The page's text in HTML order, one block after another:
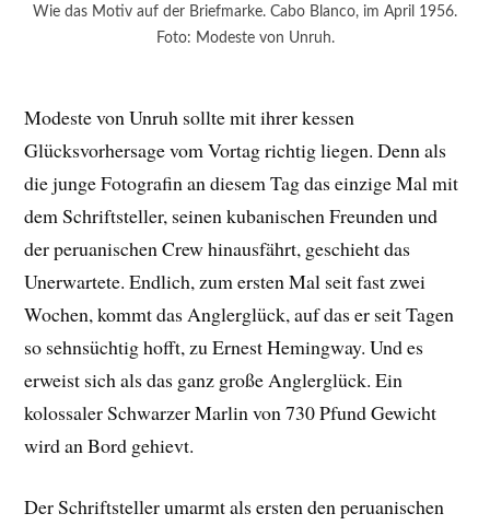
Wie das Motiv auf der Briefmarke. Cabo Blanco, im April 1956.
Foto: Modeste von Unruh.
Modeste von Unruh sollte mit ihrer kessen
Glücksvorhersage vom Vortag richtig liegen. Denn als
die junge Fotografin an diesem Tag das einzige Mal mit
dem Schriftsteller, seinen kubanischen Freunden und
der peruanischen Crew hinausfährt, geschieht das
Unerwartete. Endlich, zum ersten Mal seit fast zwei
Wochen, kommt das Anglerglück, auf das er seit Tagen
so sehnsüchtig hofft, zu Ernest Hemingway. Und es
erweist sich als das ganz große Anglerglück. Ein
kolossaler Schwarzer Marlin von 730 Pfund Gewicht
wird an Bord gehievt.
Der Schriftsteller umarmt als ersten den peruanischen